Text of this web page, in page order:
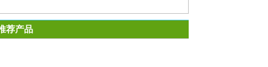
荐产品